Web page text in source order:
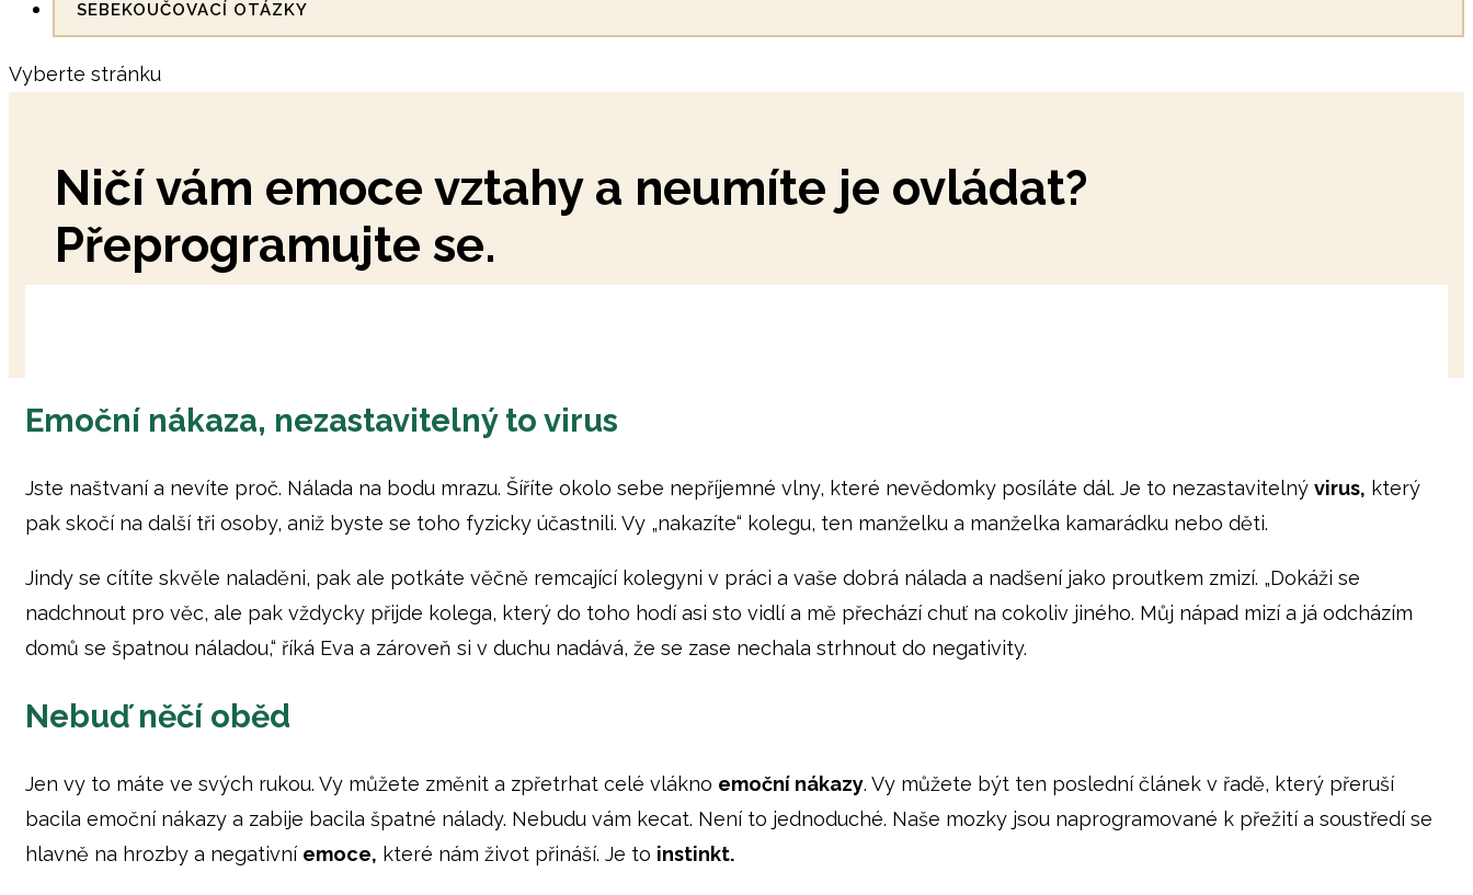
SEBEKOUČOVACÍ OTÁZKY
Vyberte stránku
Ničí vám emoce vztahy a neumíte je ovládat?
Přeprogramujte se.
Emoční nákaza, nezastavitelný to virus
Jste naštvaní a nevíte proč. Nálada na bodu mrazu. Šíříte okolo sebe nepříjemné vlny, které nevědomky posíláte dál. Je to nezastavitelný virus, který
pak skočí na další tři osoby, aniž byste se toho fyzicky účastnili. Vy „nakazíte“ kolegu, ten manželku a manželka kamarádku nebo děti.
Jindy se cítíte skvěle naladěni, pak ale potkáte věčně remcající kolegyni v práci a vaše dobrá nálada a nadšení jako proutkem zmizí. „Dokáži se
nadchnout pro věc, ale pak vždycky přijde kolega, který do toho hodí asi sto vidlí a mě přechází chuť na cokoliv jiného. Můj nápad mizí a já odcházím
domů se špatnou náladou,“ říká Eva a zároveň si v duchu nadává, že se zase nechala strhnout do negativity.
Nebuď něčí oběd
Jen vy to máte ve svých rukou. Vy můžete změnit a zpřetrhat celé vlákno emoční nákazy. Vy můžete být ten poslední článek v řadě, který přeruší
bacila emoční nákazy a zabije bacila špatné nálady. Nebudu vám kecat. Není to jednoduché. Naše mozky jsou naprogramované k přežití a soustředí se
hlavně na hrozby a negativní emoce, které nám život přináší. Je to instinkt.